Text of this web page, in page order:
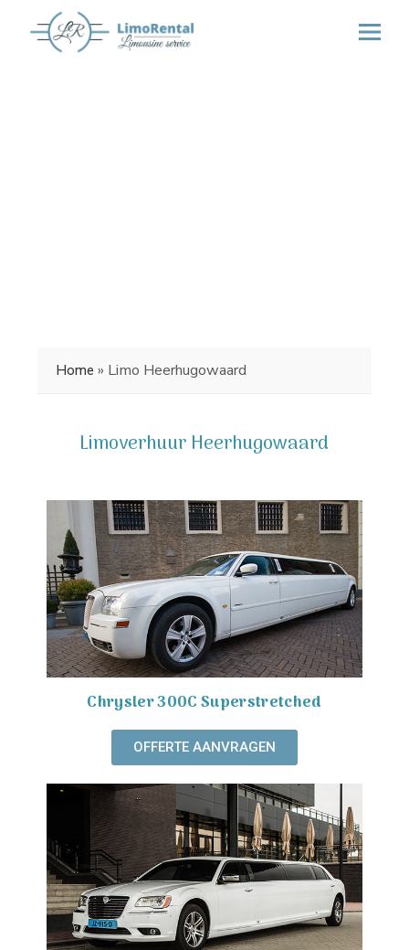
Home » Limo Heerhugowaard
Limoverhuur Heerhugowaard
Chrysler 300C Superstretched
OFFERTE AANVRAGEN